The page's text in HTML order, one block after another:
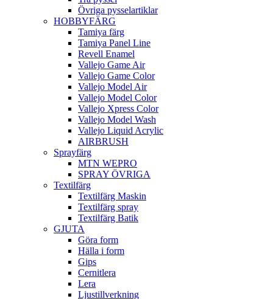
Övriga pysselartiklar
HOBBYFÄRG
Tamiya färg
Tamiya Panel Line
Revell Enamel
Vallejo Game Air
Vallejo Game Color
Vallejo Model Air
Vallejo Model Color
Vallejo Xpress Color
Vallejo Model Wash
Vallejo Liquid Acrylic
AIRBRUSH
Sprayfärg
MTN WEPRO
SPRAY ÖVRIGA
Textilfärg
Textilfärg Maskin
Textilfärg spray
Textilfärg Batik
GJUTA
Göra form
Hälla i form
Gips
Cernitlera
Lera
Ljustillverkning